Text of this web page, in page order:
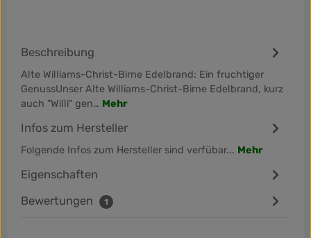
Beschreibung
Alte Williams-Christ-Birne Edelbrand: Ein fruchtiger
GenussUnser Alte Williams-Christ-Birne Edelbrand, kurz
auch "Willi" gen… Mehr
Infos zum Hersteller
Folgende Infos zum Hersteller sind verfübar... Mehr
Eigenschaften
Bewertungen
1